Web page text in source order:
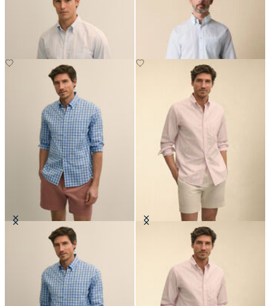
Oxford avec Col Button Down
CHF 101.50
Chemise Friday Regular Fit en
Oxford avec col Button Down
CHF 101.50
Chemise Friday Regular Fit en
Oxford avec Col Button Down
CHF 101.50